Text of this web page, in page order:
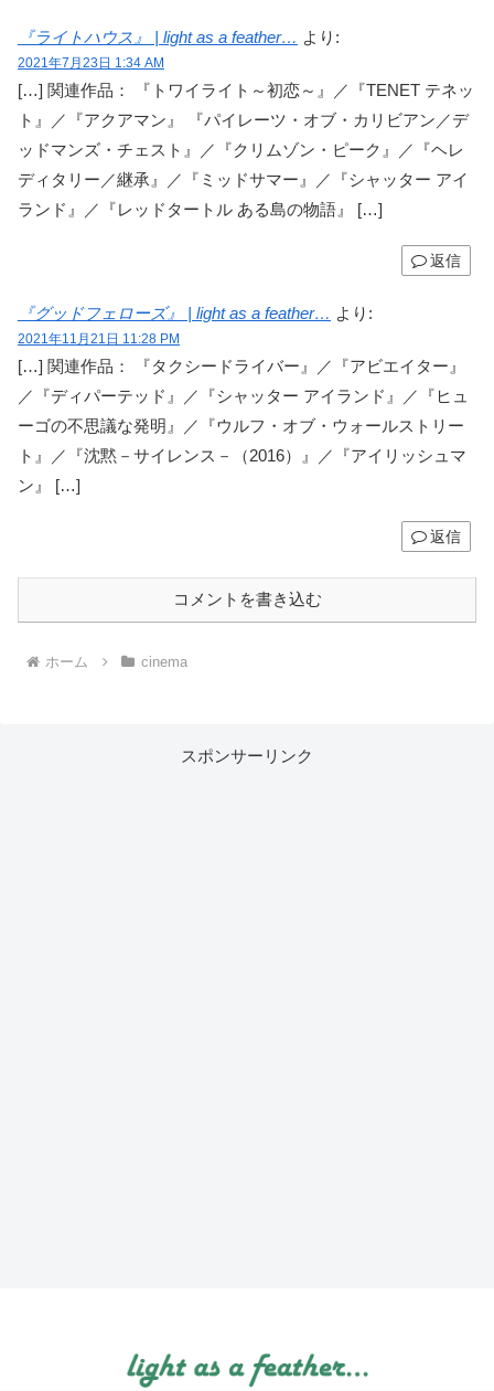
『ライトハウス』 | light as a feather… より:
2021年7月23日 1:34 AM
[…] 関連作品： 『トワイライト～初恋～』／『TENET テネッ
ト』／『アクアマン』 『パイレーツ・オブ・カリビアン／デ
ッドマンズ・チェスト』／『クリムゾン・ピーク』／『ヘレ
ディタリー／継承』／『ミッドサマー』／『シャッター アイ
ランド』／『レッドタートル ある島の物語』 […]
返信
『グッドフェローズ』 | light as a feather… より:
2021年11月21日 11:28 PM
[…] 関連作品： 『タクシードライバー』／『アビエイター』
／『ディパーテッド』／『シャッター アイランド』／『ヒュ
ーゴの不思議な発明』／『ウルフ・オブ・ウォールストリー
ト』／『沈黙－サイレンス－（2016）』／『アイリッシュマ
ン』 […]
返信
コメントを書き込む
ホーム cinema
スポンサーリンク